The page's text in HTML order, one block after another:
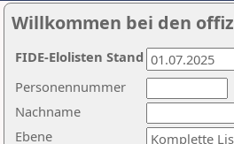
Willkommen bei den
Nachname
Ebene
Personennummer
FIDE-Elolisten Stand